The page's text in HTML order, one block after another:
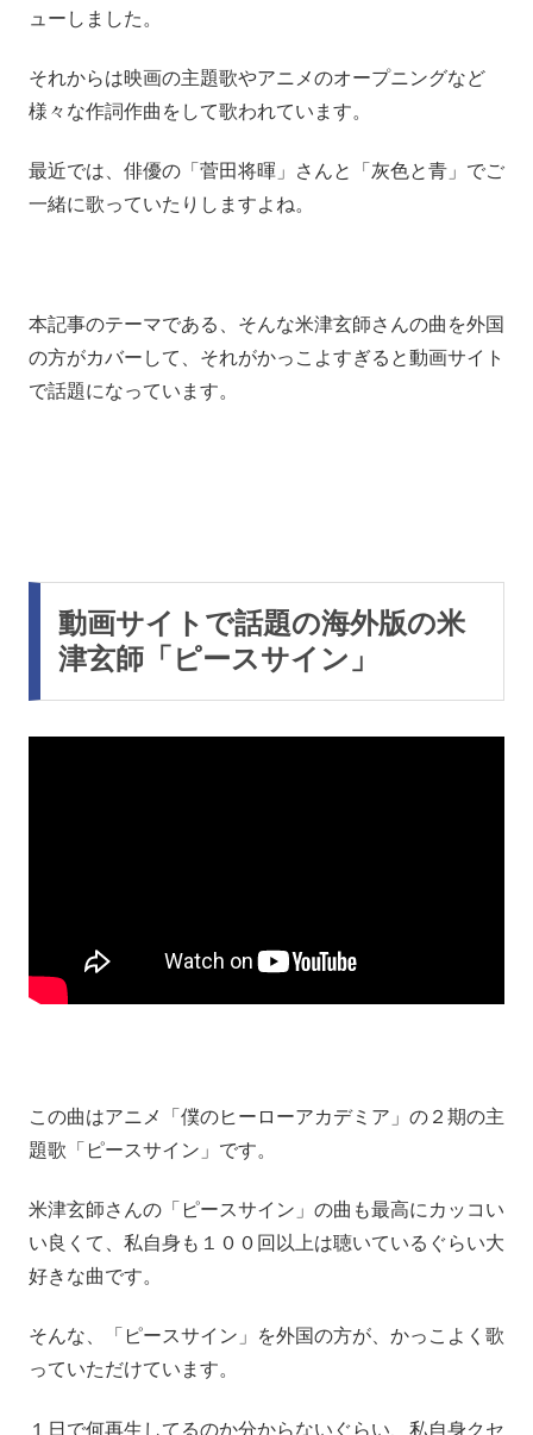
ューしました。
それからは映画の主題歌やアニメのオープニングなど
様々な作詞作曲をして歌われています。
最近では、俳優の「菅田将暉」さんと「灰色と青」でご
一緒に歌っていたりしますよね。
本記事のテーマである、そんな米津玄師さんの曲を外国
の方がカバーして、それがかっこよすぎると動画サイト
で話題になっています。
動画サイトで話題の海外版の米
津玄師「ピースサイン」
この曲はアニメ「僕のヒーローアカデミア」の２期の主
題歌「ピースサイン」です。
米津玄師さんの「ピースサイン」の曲も最高にカッコい
い良くて、私自身も１００回以上は聴いているぐらい大
好きな曲です。
そんな、「ピースサイン」を外国の方が、かっこよく歌
っていただけています。
１日で何再生してるのか分からないぐらい、私自身クセ